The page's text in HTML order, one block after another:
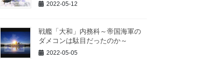
2022-05-12
戦艦「大和」内務科～帝国海軍の
ダメコンは駄目だったのか～
2022-05-05